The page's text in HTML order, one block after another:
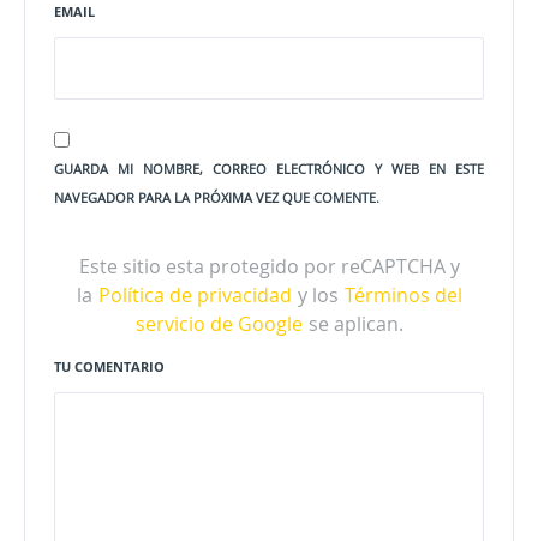
EMAIL
GUARDA MI NOMBRE, CORREO ELECTRÓNICO Y WEB EN ESTE
NAVEGADOR PARA LA PRÓXIMA VEZ QUE COMENTE.
Este sitio esta protegido por reCAPTCHA y
la Política de privacidad y los Términos del
servicio de Google se aplican.
TU COMENTARIO